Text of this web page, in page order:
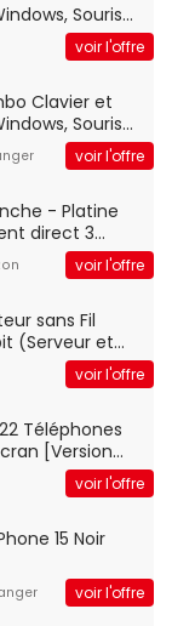
Souris
USB Plug
Taille voir l'offre
Clavier et
Souris
USB Plug
Taille voir l'offre
- Platine
direct 3
min) avec
USBvoir l'offre
sans Fil
(Serveur et
Mode Point
Parental,
voir l'offre
Téléphones
[Version
voir l'offre
15 Noir
voir l'offre